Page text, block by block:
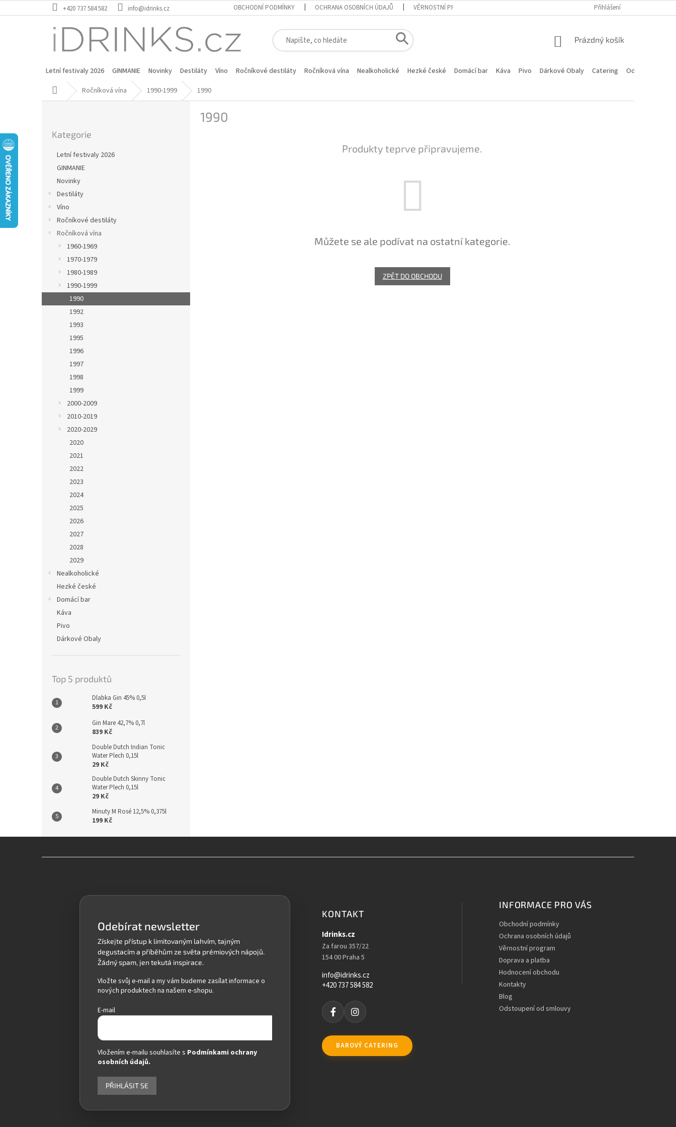
na
+420 737 584 582 info@idrinks.cz OBCHODNÍ PODMÍNKY OCHRANA OSOBNÍCH ÚDAJŮ VĚRNOSTNÍ PROGRAM HODNOCENÍ OBCHODU
Přihlášení
NÁKUPNÍ
Prázdný košík
Letní festivaly 2026 GINMANIE Novinky Destiláty Víno Ročníkové destiláty Ročníková vína Nealkoholické Hezké české Domácí bar Káva Pivo Dárkové Obaly Catering
Odstoupení od
Domů Ročníková vína 1990-1999 1990
kategorie
Kategorie
Letní festivaly 2026
GINMANIE
Novinky
Destiláty
Víno
Ročníkové destiláty
Ročníková vína
1960-1969
1970-1979
1980-1989
1990-1999
1990
1992
1993
1995
1996
1997
1998
1999
2000-2009
2010-2019
2020-2029
2020
2021
2022
2023
2024
2025
2026
2027
2028
2029
Nealkoholické
Hezké české
Domácí bar
Káva
Pivo
Dárkové Obaly
Top 5 produktů
Dlabka Gin 45% 0,5l
599 Kč
Gin Mare 42,7% 0,7l
839 Kč
Double Dutch Indian Tonic
Water Plech 0,15l
29 Kč
Double Dutch Skinny Tonic
Water Plech 0,15l
29 Kč
Minuty M Rosé 12,5% 0,375l
199 Kč
1990
Produkty teprve připravujeme.
Můžete se ale podívat na ostatní kategorie.
ZPĚT DO OBCHODU
Odebírat newsletter
Vložte svůj e-mail a my vám budeme zasílat informace o
nových produktech na našem e-shopu.
E-mail
Vložením e-mailu souhlasíte s Podmínkami ochrany
osobních údajů.
PŘIHLÁSIT SE
KONTAKT
Idrinks.cz
Za farou 357/22
154 00 Praha 5
info@idrinks.cz
+420 737 584 582
BAROVÝ CATERING
INFORMACE PRO VÁS
Obchodní podmínky
Ochrana osobních údajů
Věrnostní program
Doprava a platba
Hodnocení obchodu
Kontakty
Blog
Odstoupení od smlouvy